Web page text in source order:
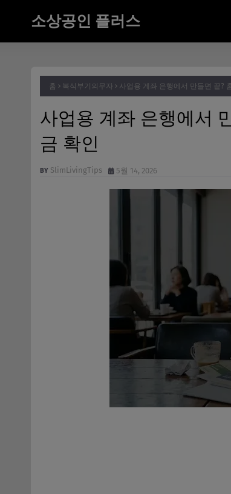
소상공인 플러스
홈 복식부기의무자 사업용 계좌 은행에서 만들면 끝?
사업용 계좌 은행에서
금 확인
SlimLivingTips 5월 14, 2026